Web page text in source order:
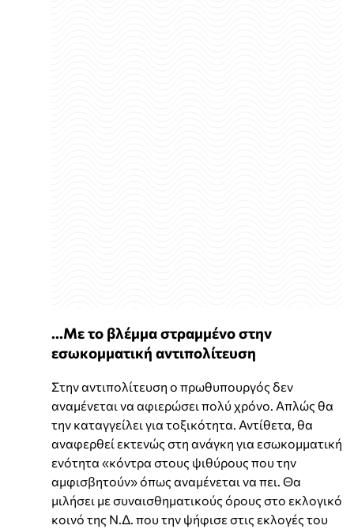
...Με το βλέμμα στραμμένο στην
εσωκομματική αντιπολίτευση
Στην αντιπολίτευση ο πρωθυπουργός δεν
αναμένεται να αφιερώσει πολύ χρόνο. Απλώς θα
την καταγγείλει για τοξικότητα. Αντίθετα, θα
αναφερθεί εκτενώς στη ανάγκη για εσωκομματική
ενότητα «κόντρα στους ψιθύρους που την
αμφισβητούν» όπως αναμένεται να πει. Θα
μιλήσει με συναισθηματικούς όρους στο εκλογικό
κοινό της Ν.Δ. που την ψήφισε στις εκλογές του